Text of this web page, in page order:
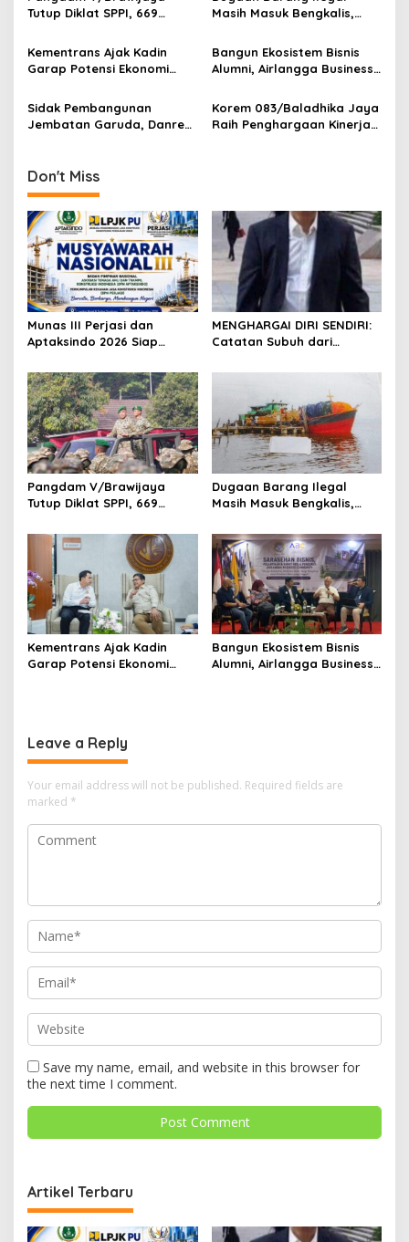
a
t
i
o
n
Tutup Diklat SPPI, 669
Penggerak Ekonomi Desa
Masih Masuk Bengkalis,
Pengawasan Menguat
Kementrans Ajak Kadin
Garap Potensi Ekonomi
Bangun Ekosistem Bisnis
Alumni, Airlangga Business
Sarasehan Nasional di
Surabaya
Sidak Pembangunan
Jembatan Garuda, Danrem
Target
Korem 083/Baladhika Jaya
Raih Penghargaan Kinerja
Don't Miss
Munas III Perjasi dan
Aptaksindo 2026 Siap
Provinsi Akan Hadir
MENGHARGAI DIRI SENDIRI:
Catatan Subuh dari
Jawa
Pangdam V/Brawijaya
Tutup Diklat SPPI, 669
Penggerak Ekonomi Desa
Dugaan Barang Ilegal
Masih Masuk Bengkalis,
Pengawasan Menguat
Kementrans Ajak Kadin
Garap Potensi Ekonomi
Bangun Ekosistem Bisnis
Alumni, Airlangga Business
Leave a Reply
Your email address will not be published. Required fields are
marked *
Save my name, email, and website in this browser for
the next time I comment.
Artikel Terbaru